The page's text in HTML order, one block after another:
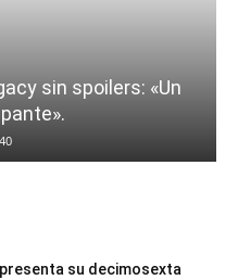
sin spoilers: «Un
su decimosexta